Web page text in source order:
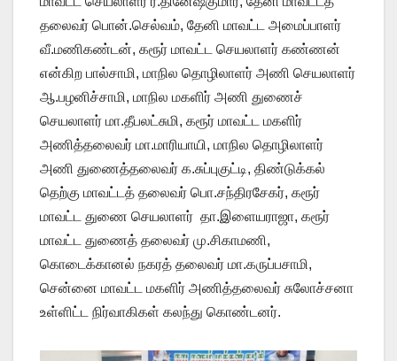
தலைவர் பொன்.செல்வம், தேனி மாவட்ட அமைப்பாளர்
வீ.மணிகண்டன், கரூர் மாவட்ட செயலாளர் கண்ணன்
என்கிற பால்சாமி, மாநில தொழிலாளர் அணி செயலாளர்
ஆ.பழனிச்சாமி, மாநில மகளிர் அணி துணைச்
செயலாளர் மா.தீபலட்சுமி, கரூர் மாவட்ட மகளிர்
அணித்தலைவர் மா.மாரியாயி, மாநில தொழிலாளர்
அணி துணைத்தலைவர் க.சுப்புகுட்டி, திண்டுக்கல்
தெற்கு மாவட்டத் தலைவர் பொ.சந்திரசேகர், கரூர்
மாவட்ட துணை செயலாளர் தா.இளையராஜா, கரூர்
மாவட்ட துணைத் தலைவர் மு.சிகாமணி,
கொடைக்கானல் நகரத் தலைவர் மா.கருப்பசாமி,
சென்னை மாவட்ட மகளிர் அணித்தலைவர் சுலோச்சனா
உள்ளிட்ட நிர்வாகிகள் கலந்து கொண்டனர்.